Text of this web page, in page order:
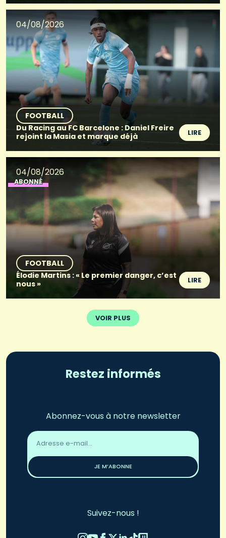
04/08/2026
FOOTBALL
Du Racing au FC Barcelone : Daniel Freire
rejoint la Masia et marque déjà
LIRE
04/08/2026
ABONNÉ
FOOTBALL
Élodie Martins : « Le premier danger, c’est
nous »
LIRE
VOIR PLUS
Restez informés
Abonnez-vous à notre newsletter
Adresse
email
JE M’ABONNE
Suivez-nous !